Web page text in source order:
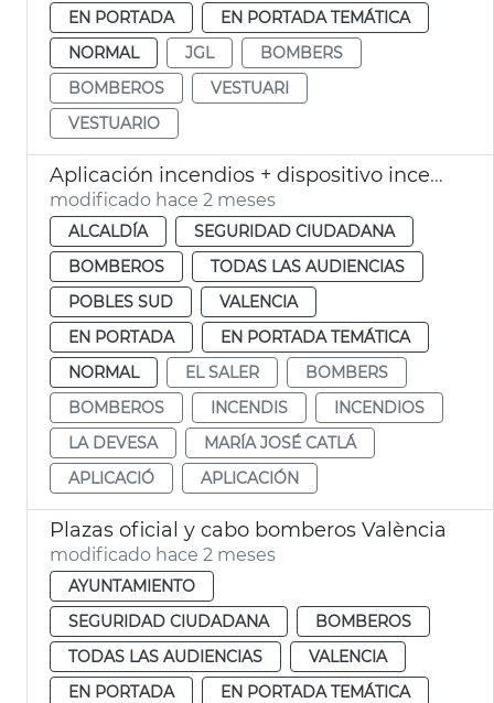
EN PORTADA
EN PORTADA TEMÁTICA
NORMAL
JGL
BOMBERS
BOMBEROS
VESTUARI
VESTUARIO
Aplicación incendios + dispositivo incendios 2026 València
modificado hace 2 meses
ALCALDÍA
SEGURIDAD CIUDADANA
BOMBEROS
TODAS LAS AUDIENCIAS
POBLES SUD
VALENCIA
EN PORTADA
EN PORTADA TEMÁTICA
NORMAL
EL SALER
BOMBERS
BOMBEROS
INCENDIS
INCENDIOS
LA DEVESA
MARÍA JOSÉ CATLÁ
APLICACIÓ
APLICACIÓN
Plazas oficial y cabo bomberos València
modificado hace 2 meses
AYUNTAMIENTO
SEGURIDAD CIUDADANA
BOMBEROS
TODAS LAS AUDIENCIAS
VALENCIA
EN PORTADA
EN PORTADA TEMÁTICA